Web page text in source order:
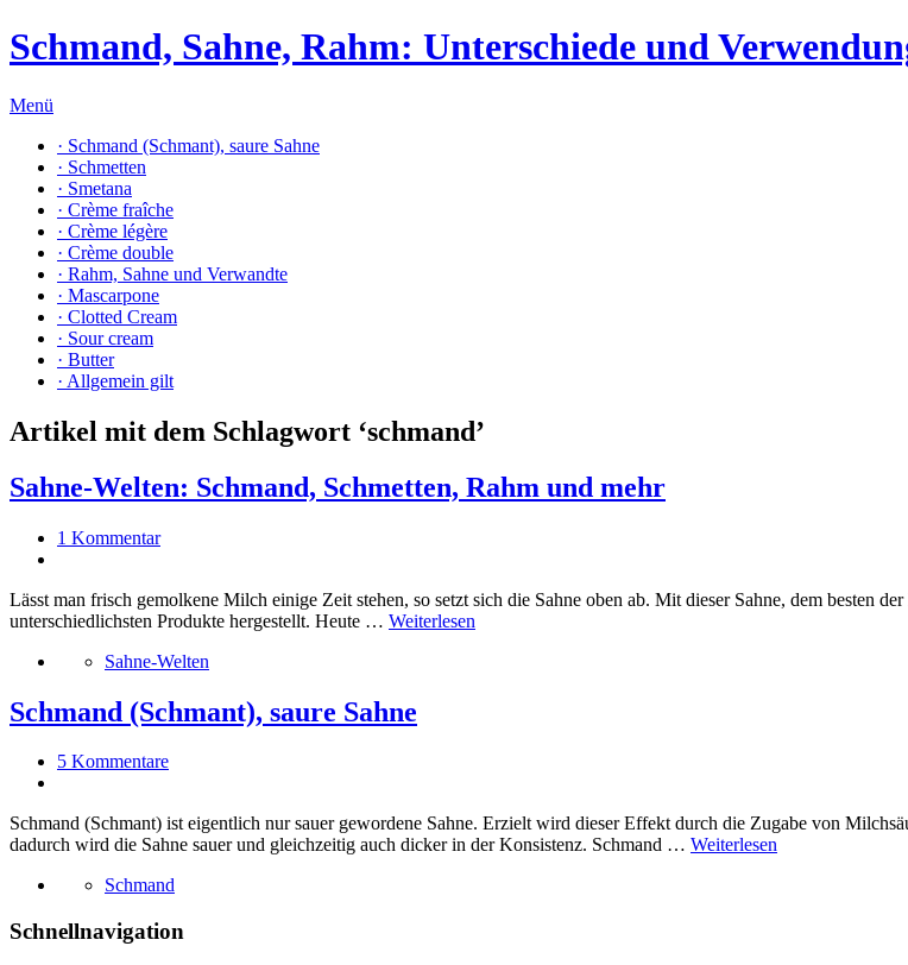
Schmand, Sahne, Rahm: Unterschiede und
Menü
· Schmand (Schmant), saure Sahne
· Schmetten
· Smetana
· Crème fraîche
· Crème légère
· Crème double
· Rahm, Sahne und Verwandte
· Mascarpone
· Clotted Cream
· Sour cream
· Butter
· Allgemein gilt
Artikel mit dem Schlagwort ‘schmand’
Sahne-Welten: Schmand, Schmetten, Rahm und mehr
1 Kommentar
Lässt man frisch gemolkene Milch einige Zeit stehen, so setzt sich die Sahne oben ab. Mit dieser Sahne, dem besten
unterschiedlichsten Produkte hergestellt. Heute … Weiterlesen
Sahne-Welten
Schmand (Schmant), saure Sahne
5 Kommentare
Schmand (Schmant) ist eigentlich nur sauer gewordene Sahne. Erzielt wird dieser Effekt durch die Zugabe von
dadurch wird die Sahne sauer und gleichzeitig auch dicker in der Konsistenz. Schmand … Weiterlesen
Schmand
Schnellnavigation